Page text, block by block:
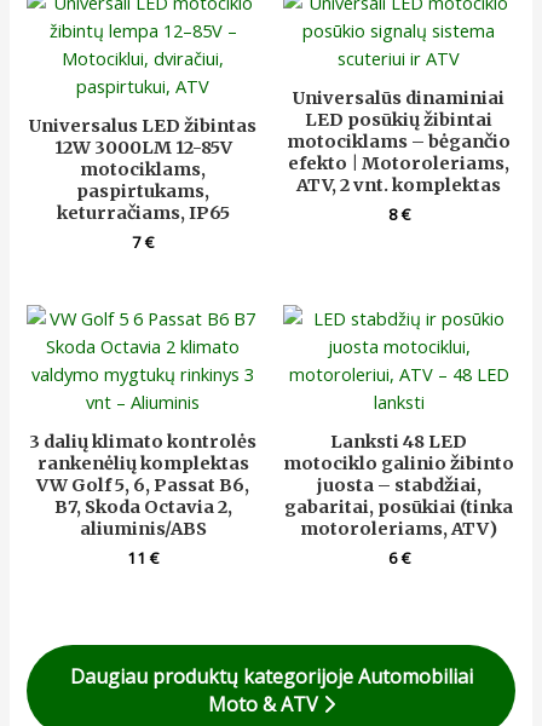
Universalus LED žibintas
12W 3000LM 12-85V
motociklams,
paspirtukams,
keturračiams, IP65
7€
Universalūs dinaminiai
LED posūkių žibintai
motociklams – bėgančio
efekto | Motoroleriams,
ATV, 2 vnt. komplektas
8€
3 dalių klimato kontrolės
rankenėlių komplektas
VW Golf 5, 6, Passat B6,
B7, Skoda Octavia 2,
aliuminis/ABS
11€
Lanksti 48 LED
motociklo galinio žibinto
juosta – stabdžiai,
gabaritai, posūkiai (tinka
motoroleriams, ATV)
6€
Daugiau produktų kategorijoje Automobiliai
Moto & ATV